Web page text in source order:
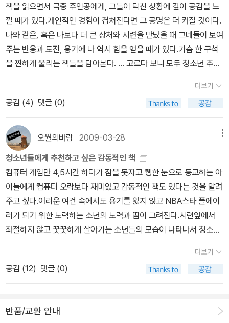
다. 그는 가족의 소중함에 대해 이렇게 말했다. “우리가 이야기한 어
떤 주제보다도 ‘가족’이 중요하다는 생각이 드네. 사실, 가족이 없다면
사람들이 딛고 설 바탕이, 안전한 버팀대가 없겠지. 병이 난 이후 그
점이 더 분명해졌네. 가족의 뒷받침과 사랑과 애정과 염려가 없으면,
많은 걸 가졌다고 할 수 없겠지. 사랑이 가장 중요하네. 위대한 시인
기 있다는 사실을 상대방에게 알려주는 것이라네.” 누군가 ‘애인은 내
막 죽는 순간의 증인을 갖는 것‘이라고 말했다. 누군가 나를 사랑의 눈
으로 지켜본다 함은 따뜻함이다. 더 이상 외롭지 않음이다. 가족은 배
우자가 목격하지 못한 그 전 시간까지도 증인이 되어주는 사람들인
셈이다. 그리고 내가 없고 난 다음에도 그 시간을 증언해 줄 사람인 것
이다. 그들이 날 부르면 난 살아나는 셈이고, 그들이 있는 한 난 죽지
않는 것인지도 모른다. 그는 또한 자식을 갖는 것 역시 ’다음 생에서도
갖고 싶은 다시 없을 소중한 경험‘이라고 덧붙였다.‘나이 먹는 것’, 즉
늙어감에 대한 생각 또한 새로운 깨달음으로 다가온다. 그는 ‘젊음은
차라리 싫다’며 이렇게 말했다. “세상 사람들은 젊음을 강조하지만 난
그렇게 생각하지 않아. 잘 들어보게. 젊다는 것이 얼마나 처참할 수 있
하다며 나를 찾아오곤 한다네. 너무 괴로워서 자살하고 싶다면서... 그
것이라고 생각하기 때문이다.<모리와 함께한 화요일>의 전체적인 주
제와는 조금 거리가 있었지만, 나에게 와 닿았던 부분을 소개했다. 이
책의 독자로는 40대의 과거를 조금 후회스럽게 살았던 사람들이 적
당할 것 같다. 모리가 말하는 인생은 나의 17년 인생과는 조금 멀게
느껴졌고, 현실감과 공감대 형성이 부족했기 때문이다. 하지만 ‘모
권 사들고 와야겠다 싶었다.책이 넘쳐나는 곳에 있다는 것은, 나의 행
복 중 큰 부분을 차지한다. 교보문고보다는 정리도 덜 되어 있고 책 종
류도 좀 덜하다고는 하지만, 그래도 있을 건 다 있으니까. 근데 쭈욱
훑어보니 내가 요즘 책을 많이 사긴 산 듯. 신간 중에 고를 만한 책들
은 다 나의 책장에 잠잠히 꽂혀있다는 것을 깨달았다. 그래도 꾸역꾸
역 2권 사들고 나왔다. ㅎㅎ 알라딘에는 이것밖에 없는데, 사실 2010
년인가에 새판이 나왔다. 이건 절판된 모습. 어쩄거나, 난 이걸 좀 쉽
하셔서 냉큼 집어들었다. 공경희씨의 번역이니, 내가 읽어낸 영어실
력보다 나을 것도 같고. 큭. 그 때, 이 책을 읽을 때, 생각해보면 인간
극장 류의 이야기임에도 불구하고 마지막 장면에서는 눈물을 주르륵
흘렸었던 기억이 난다. 모리교수의 인생이, 그의 인생관이, 너무나 멋
지고 너무나 감동적이고... 그런 사람이 이 세상에서 덧없이 사라졌다
는 게, 그럼에도 그것을 담담하게 받아들일 수 있게 했다는 게 많이 서
글펐었던 것. 엄마가 다 읽고 나시면 나도 다시 한번 가볍게 읽어볼까
싶다. 리 차일드의 '61시간'은 이미 한글로 구입했고. 이 'The Affai
까 싶었지만, 그냥 최신작에 꽂혀서 사버렸다. 뒷표지를 보니 리 차일
드 아저씨, 그냥 평범해보이는 아저씨던데, 우째 이런 시리즈들을 멋
지게 내고 계시는 지. 하긴 이런 류의 시리즈를 내는 유명 작가 중에
서를 읽어봐야겠다 하고는 불쑥 사기는 샀는데, 다 읽어낼 수 있을 지
책을 읽으면서 극중 주인공에게, 그들이 닥친 상황에 깊이 공감을 느
낄 때가 있다.개인적인 경험이 겹쳐진다면 그 공명은 더 커질 것이다.
나와 같은, 혹은 나보다 더 큰 상처와 시련을 만났을 때 그네들이 보여
주는 반응과 도전, 용기에 나 역시 힘을 얻을 때가 있다.가슴 한 구석
을 짠하게 울리는 책들을 담아본다. ... 고르다 보니 모두 청소년 추천
라 할지라도 감동의 깊이가 줄어들 것 같지는 않다.모두들 평범치 않
은, 순탄하지 않은 가족사로 인해 갈등하고 시련을 겪는 아이들의 이
야기이다. 고난이 그들을 어떻게 단련시키는지, 그들 주변에 어떤 사
람들이 있어주는지, 기대를 갖고서 읽어보자. 내 주변에 누가 있는지,
나는 어떤 마음가짐으로 나의 시련을 극복해낼 것인지 돌아보게 되는
시간을 줄 것이다.성장기까지 가장 많은 시간을 함께 했던 가족. 그 가
족이 아이에게 주는 영향력은 지대하다. 그래서 가족은 많은 경우 선
물이 되고 축복이 되기도 하지만, 동시에 트라우마로 적용하여 어른
이 되어서까지 지우지 못하는 상처가 되기도 한다. 결핍이 만들어준
그네들의 험난하지만 아름답고 애틋한 사랑 이야기들 모아보았다.위
로가 되어주는 많은 만화들이 있었지만, 가볍게 추려봤다. 가장 뜻밖
이었던 것은 '그들의 일상생활'이었는데 코믹으로 가다가 제대로 진지
한 눈물을 안겨주었다. 일러스트를 생각하면 단연코 박희정이 넘버
자가가 되기도 하는 가족들...노아 벤샤의 야곱 시리즈. 빵굽는 야곱은
더보기
공감 (4) 댓글 (0)
오월의바람 2009-03-28
청소년들에게 추천하고 싶은 감동적인 책
컴퓨터 게임만 4,5시간 하다가 잠을 못자고 퀭한 눈으로 등교하는 아
이들에게 컴퓨터 오락보다 재미있고 감동적인 책도 있다는 것을 알려
주고 싶다.어려운 여건 속에서도 용기를 잃지 않고 NBA스타 플에이
러가 되기 위한 노력하는 소년의 노력과 땀이 그려진다.시련앞에서
좌절하지 않고 꿋꿋하게 살아가는 소년들의 모습이 나타나서 청소년
하다가는 감옥에 가기 십상이었다. 신영복 씨가 감옥에서 보낸 편지
를 통해 어떻게 살아야하나는 생각할 수 있다.모두가 냄새나고 더럽
다고 강아지똥을 멀리 했어도 강아지똥을 끝까지 포기하지 않고 자신
정말 민들레의 거름이 되어 온전하게 자신을 바친다.이 정도면 쉽게
더보기
공감 (12) 댓글 (0)
반품/교환 안내